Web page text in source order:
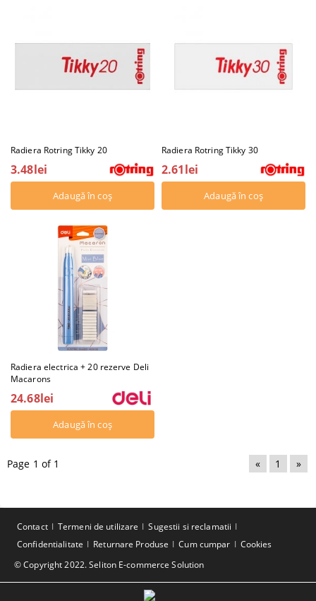
Radiera Rotring Tikky 20
3.48lei
Radiera Rotring Tikky 30
2.61lei
Radiera electrica + 20 rezerve Deli
Macarons
24.68lei
Page 1 of 1 « 1 »
© Copyright 2022. Seliton E-commerce Solution
Contact Termeni de utilizare
Sugestii si reclamatii
Confidentialitate
Returnare Produse Cum cumpar Cookies